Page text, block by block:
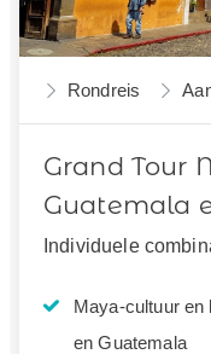
Rondreis
Grand Tour
Guatemala
Individuele
Maya-cultuur
en Guatemala